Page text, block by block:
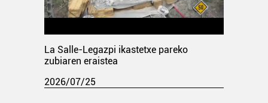
La Salle-Legazpi ikastetxe pareko
zubiaren eraistea
2026/07/25